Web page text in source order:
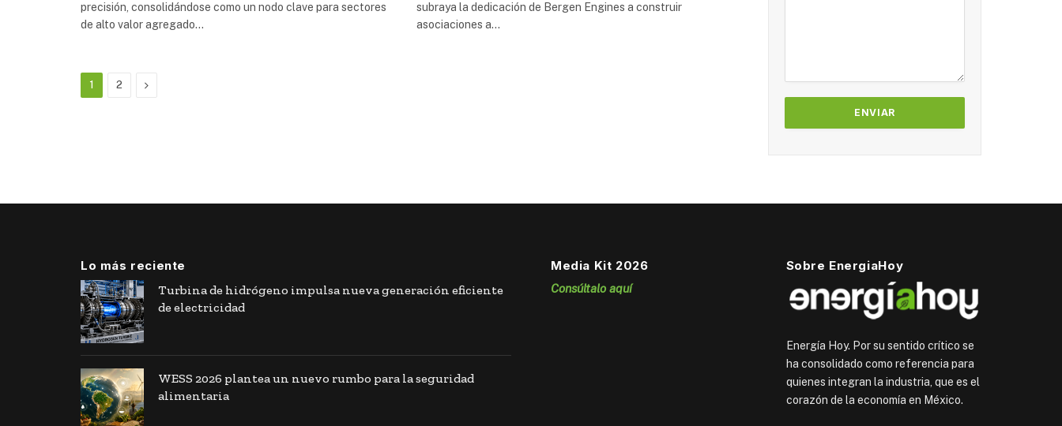
precisión, consolidándose como un nodo clave para sectores
de alto valor agregado…
subraya la dedicación de Bergen Engines a construir
asociaciones a…
1 2 Next
Lo más reciente
Turbina de hidrógeno impulsa nueva generación eficiente
de electricidad
WESS 2026 plantea un nuevo rumbo para la seguridad
alimentaria
Media Kit 2026
Consúltalo aquí
Sobre EnergiaHoy
Energía Hoy. Por su sentido crítico se
ha consolidado como referencia para
quienes integran la industria, que es el
corazón de la economía en México.